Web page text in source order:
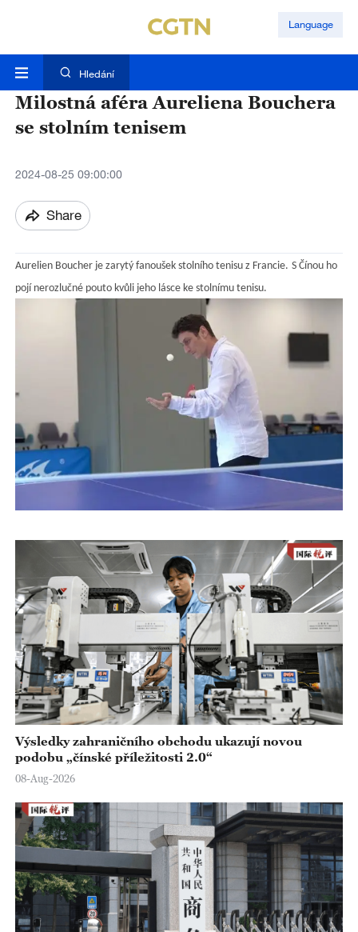
Language
Hledání
Milostná aféra Aureliena Bouchera
se stolním tenisem
2024-08-25 09:00:00
Share
Aurelien Boucher je zarytý fanoušek stolního tenisu z Francie. S Čínou ho
pojí nerozlučné pouto kvůli jeho lásce ke stolnímu tenisu.
Výsledky zahraničního obchodu ukazují novou
podobu „čínské příležitosti 2.0“
08-Aug-2026